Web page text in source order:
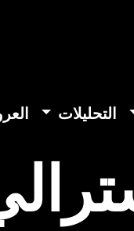
التحليلات